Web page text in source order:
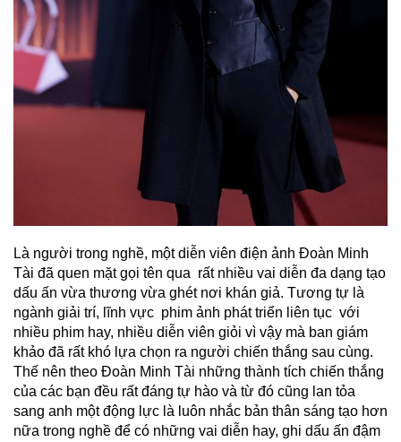
Là người trong nghề, một diễn viên điện ảnh Đoàn Minh
Tài đã quen mặt gọi tên qua rất nhiều vai diễn đa dạng tạo
dấu ấn vừa thương vừa ghét nơi khán giả. Tương tự là
ngành giải trí, lĩnh vực phim ảnh phát triển liên tục với
nhiều phim hay, nhiều diễn viên giỏi vì vậy mà ban giám
khảo đã rất khó lựa chọn ra người chiến thắng sau cùng.
Thế nên theo Đoàn Minh Tài những thành tích chiến thắng
của các bạn đều rất đáng tự hào và từ đó cũng lan tỏa
sang anh một động lực là luôn nhắc bản thân sáng tạo hơn
nữa trong nghề để có những vai diễn hay, ghi dấu ấn đậm